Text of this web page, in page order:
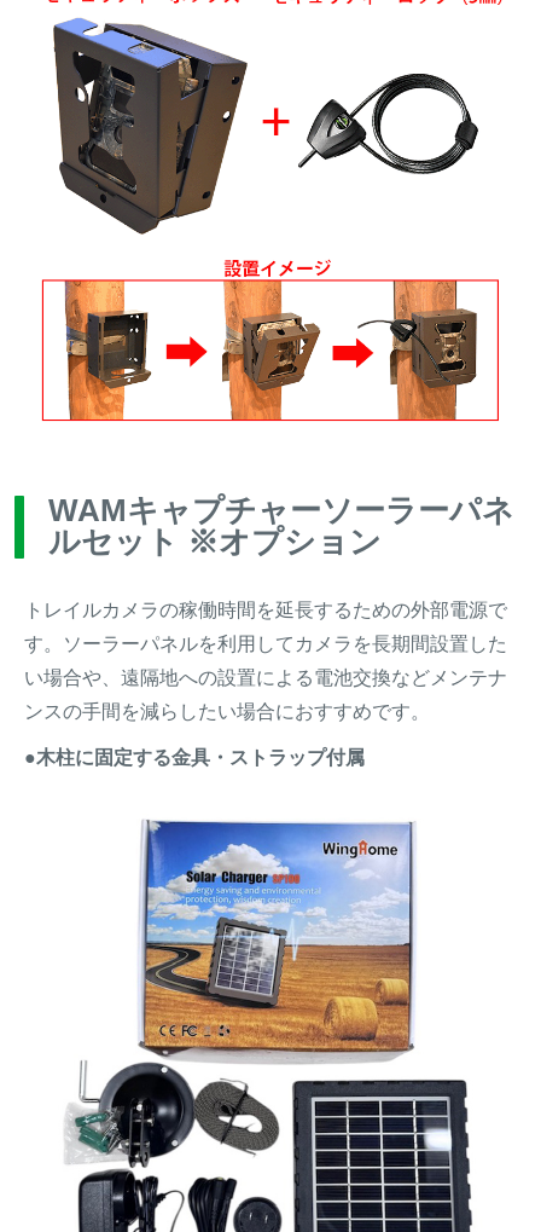
WAMキャプチャーソーラーパネ
ルセット ※オプション
トレイルカメラの稼働時間を延長するための外部電源で
す。ソーラーパネルを利用してカメラを長期間設置した
い場合や、遠隔地への設置による電池交換などメンテナ
ンスの手間を減らしたい場合におすすめです。
●木柱に固定する金具・ストラップ付属